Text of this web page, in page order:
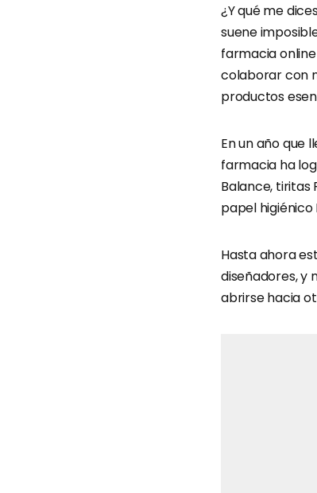
¿Y qué me
suene
farmacia online
colaborar con
productos
En un año que
farmacia ha
Balance, tiritas
papel
Hasta ahora
diseñadores, y
abrirse hacia